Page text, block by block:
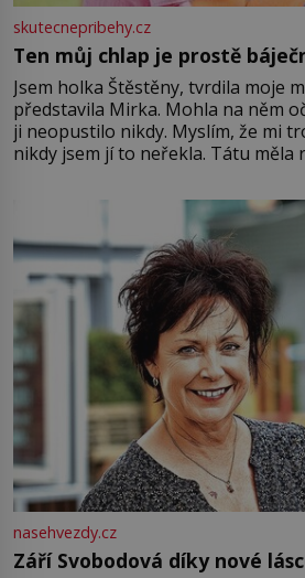
skutecnepribehy.cz
Ten můj chlap je prostě
Jsem holka Štěstěny, tvrdila moje
představila Mirka. Mohla na něm
ji neopustilo nikdy. Myslím, že mi
nikdy jsem jí to neřekla. Tátu měla
Jsme spolu moc rádi Tehdy byla
nasehvezdy.cz
Září Svobodová díky nové